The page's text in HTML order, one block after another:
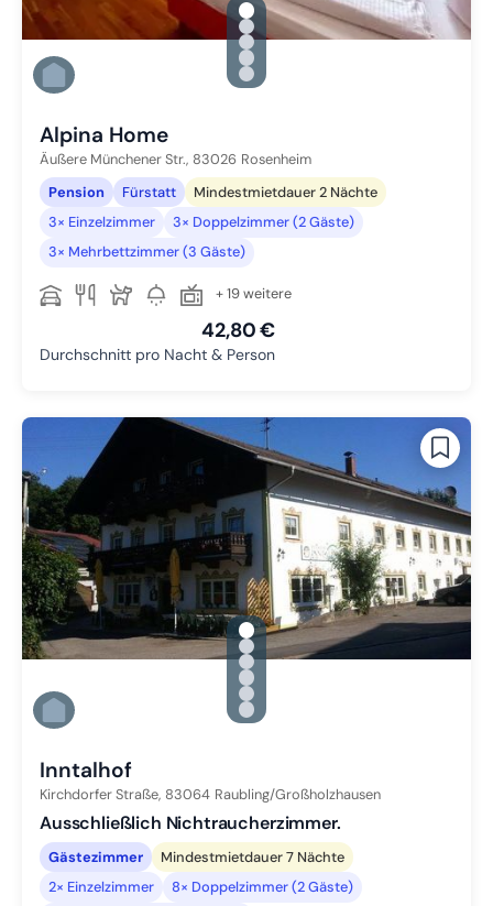
gallery.slide_selector
Zu Slide 1 wechseln
Zu Slide 2 wechseln
Zu Slide 3 wechseln
Zu Slide 4 wechseln
Zu Slide 5 wechseln
Alpina Home
Äußere Münchener Str., 83026 Rosenheim
Pension
Fürstatt
Mindestmietdauer 2 Nächte
3× Einzelzimmer
3× Doppelzimmer (2 Gäste)
3× Mehrbettzimmer (3 Gäste)
+ 19 weitere
42,80 €
Durchschnitt pro Nacht & Person
gallery.slide_selector
Zu Slide 1 wechseln
Zu Slide 2 wechseln
Zu Slide 3 wechseln
Zu Slide 4 wechseln
Zu Slide 5 wechseln
Zu Slide 6 wechseln
Inntalhof
Kirchdorfer Straße, 83064 Raubling/Großholzhausen
Ausschließlich Nichtraucherzimmer.
Gästezimmer
Mindestmietdauer 7 Nächte
2× Einzelzimmer
8× Doppelzimmer (2 Gäste)